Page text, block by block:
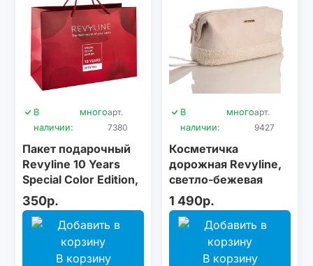
В
наличии:
многоарт.
7380
Пакет подарочный
Revyline 10 Years
Special Color Edition,
размер М
350р.
В корзину
В
наличии:
многоарт.
9427
Косметичка
дорожная Revyline,
светло-бежевая
1 490р.
В корзину